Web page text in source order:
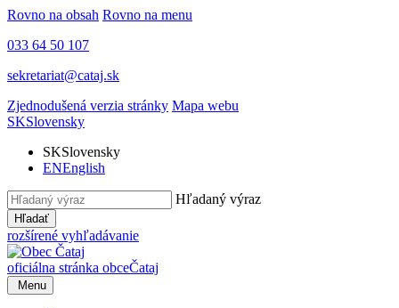
Rovno na obsah Rovno na menu
033 64 50 107
sekretariat@cataj.sk
Zjednodušená verzia stránky Mapa webu
SKSlovensky
SKSlovensky
ENEnglish
Hľadaný výraz
Hľadať
rozšírené vyhľadávanie
oficiálna stránka obceČataj
Menu